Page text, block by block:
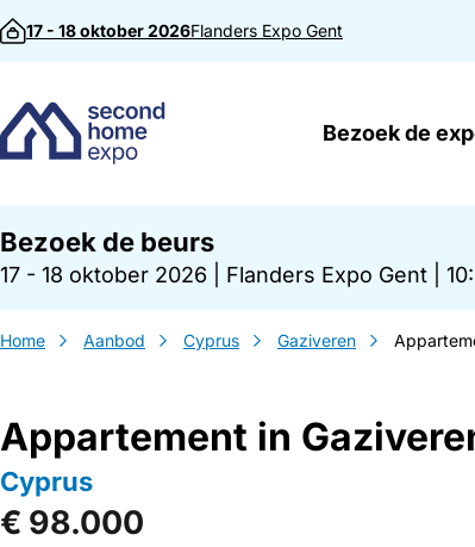
Direct naar inhoud
17 - 18 oktober 2026Flanders Expo Gent
Bezoek de
Bezoek de beurs
17 - 18 oktober 2026 Flanders Expo Gent
Home Aanbod Cyprus Gaziveren
Appartement in
Cyprus
€ 98.000